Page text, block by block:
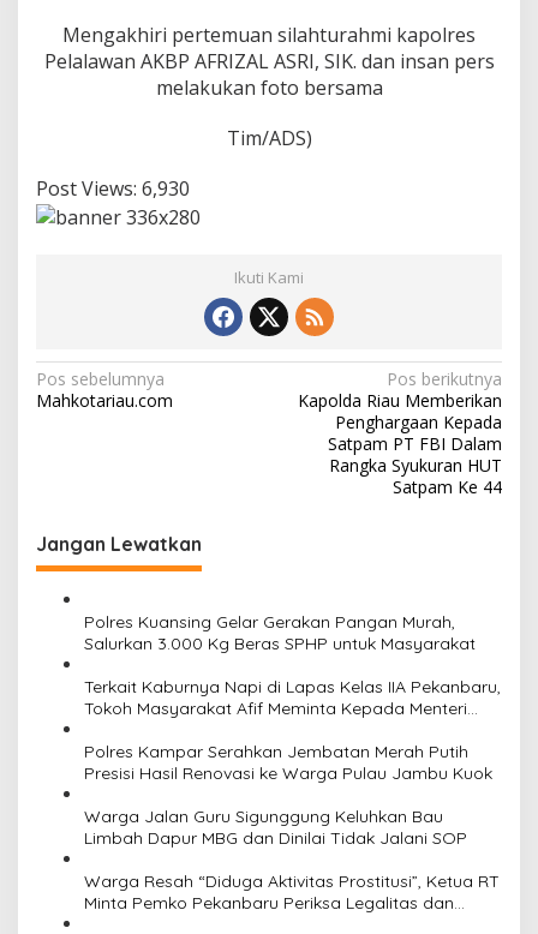
Z
A
L
A
R
Mengakhiri pertemuan silahturahmi kapolres
Pelalawan AKBP AFRIZAL ASRI, SIK. dan insan pers
melakukan foto bersama
Tim/ADS)
Post Views: 6,930
Ikuti Kami
N
a
a
Pos sebelumnya
Mahkotariau.com
Pos berikutnya
Kapolda Riau Memberikan
Penghargaan Kepada
Satpam PT FBI Dalam
Rangka Syukuran HUT
Satpam Ke 44
Jangan Lewatkan
Polres Kuansing Gelar Gerakan Pangan Murah,
Salurkan 3.000 Kg Beras SPHP untuk Masyarakat
Terkait Kaburnya Napi di Lapas Kelas IIA Pekanbaru,
Tokoh Masyarakat Afif Meminta Kepada Menteri
Ridho Juga Dicopot
Polres Kampar Serahkan Jembatan Merah Putih
Presisi Hasil Renovasi ke Warga Pulau Jambu Kuok
Warga Jalan Guru Sigunggung Keluhkan Bau
Limbah Dapur MBG dan Dinilai Tidak Jalani SOP
Warga Resah “Diduga Aktivitas Prostitusi”, Ketua RT
Minta Pemko Pekanbaru Periksa Legalitas dan